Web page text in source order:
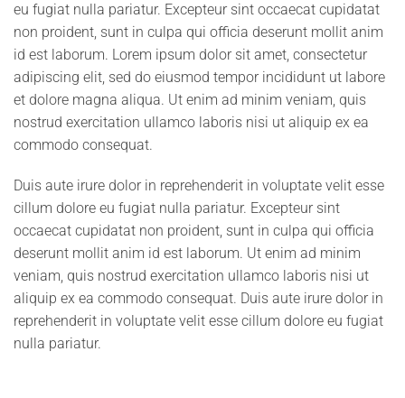
eu fugiat nulla pariatur. Excepteur sint occaecat cupidatat
non proident, sunt in culpa qui officia deserunt mollit anim
id est laborum. Lorem ipsum dolor sit amet, consectetur
adipiscing elit, sed do eiusmod tempor incididunt ut labore
et dolore magna aliqua. Ut enim ad minim veniam, quis
nostrud exercitation ullamco laboris nisi ut aliquip ex ea
commodo consequat.
Duis aute irure dolor in reprehenderit in voluptate velit esse
cillum dolore eu fugiat nulla pariatur. Excepteur sint
occaecat cupidatat non proident, sunt in culpa qui officia
deserunt mollit anim id est laborum. Ut enim ad minim
veniam, quis nostrud exercitation ullamco laboris nisi ut
aliquip ex ea commodo consequat. Duis aute irure dolor in
reprehenderit in voluptate velit esse cillum dolore eu fugiat
nulla pariatur.